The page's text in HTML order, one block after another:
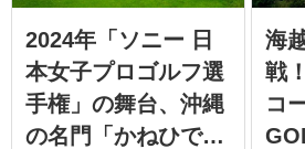
2024年「ソニー 日
本女子プロゴルフ選
手権」の舞台、沖縄
の名門「かねひで喜
海
戦
コ